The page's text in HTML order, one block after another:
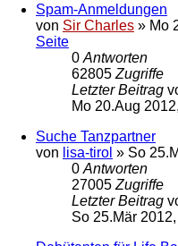
Spam-Anmeldungen
von Sir Charles » Mo
Seite
0 Antworten
62805 Zugriffe
Letzter Beitrag
Mo 20.Aug
Suche Tanzpartner
von lisa-tirol » So
0 Antworten
27005 Zugriffe
Letzter Beitrag
So 25.Mär